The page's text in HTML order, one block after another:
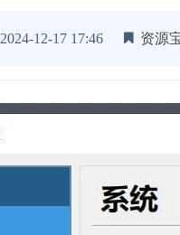
2024-12-17 17:46 资源